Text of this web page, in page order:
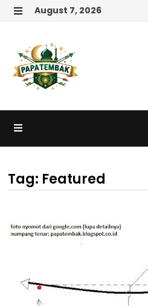
Skip
August 7, 2026
Tag: Featured